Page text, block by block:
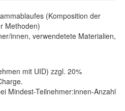
(Komposition der
Methoden)
innen, verwendetete Materialien,
mit UID) zzgl. 20%
Mindest-Teilnehmer:innen-Anzahl